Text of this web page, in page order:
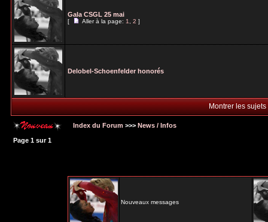
Gala CSGL 25 mai
[ Aller à la page:1,2]
Delobel-Schoenfelder honorés
Montrer les
Index du Forum >>> News / Infos
Page 1 sur1
Nouveaux messages